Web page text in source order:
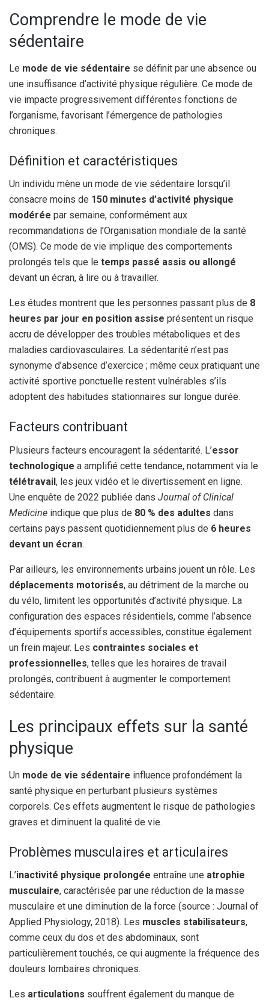
Comprendre le mode de vie
sédentaire
Le mode de vie sédentaire se définit par une absence ou
une insuffisance d’activité physique régulière. Ce mode de
vie impacte progressivement différentes fonctions de
l’organisme, favorisant l’émergence de pathologies
chroniques.
Définition et caractéristiques
Un individu mène un mode de vie sédentaire lorsqu’il
consacre moins de 150 minutes d’activité physique
modérée par semaine, conformément aux
recommandations de l’Organisation mondiale de la santé
(OMS). Ce mode de vie implique des comportements
prolongés tels que le temps passé assis ou allongé
devant un écran, à lire ou à travailler.
Les études montrent que les personnes passant plus de 8
heures par jour en position assise présentent un risque
accru de développer des troubles métaboliques et des
maladies cardiovasculaires. La sédentarité n’est pas
synonyme d’absence d’exercice ; même ceux pratiquant une
activité sportive ponctuelle restent vulnérables s’ils
adoptent des habitudes stationnaires sur longue durée.
Facteurs contribuant
Plusieurs facteurs encouragent la sédentarité. L’essor
technologique a amplifié cette tendance, notamment via le
télétravail, les jeux vidéo et le divertissement en ligne.
Une enquête de 2022 publiée dans Journal of Clinical
Medicine indique que plus de 80 % des adultes dans
certains pays passent quotidiennement plus de 6 heures
devant un écran.
Par ailleurs, les environnements urbains jouent un rôle. Les
déplacements motorisés, au détriment de la marche ou
du vélo, limitent les opportunités d’activité physique. La
configuration des espaces résidentiels, comme l’absence
d’équipements sportifs accessibles, constitue également
un frein majeur. Les contraintes sociales et
professionnelles, telles que les horaires de travail
prolongés, contribuent à augmenter le comportement
sédentaire.
Les principaux effets sur la santé
physique
Un mode de vie sédentaire influence profondément la
santé physique en perturbant plusieurs systèmes
corporels. Ces effets augmentent le risque de pathologies
graves et diminuent la qualité de vie.
Problèmes musculaires et articulaires
L’inactivité physique prolongée entraîne une atrophie
musculaire, caractérisée par une réduction de la masse
musculaire et une diminution de la force (source : Journal of
Applied Physiology, 2018). Les muscles stabilisateurs,
comme ceux du dos et des abdominaux, sont
particulièrement touchés, ce qui augmente la fréquence des
douleurs lombaires chroniques.
Les articulations souffrent également du manque de